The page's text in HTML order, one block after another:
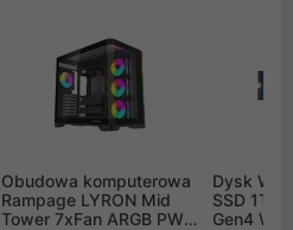
Obudowa komputerowa
Rampage LYRON Mid
Tower 7xFan ARGB PWM
Dysk WD
SSD 1TB
Gen4